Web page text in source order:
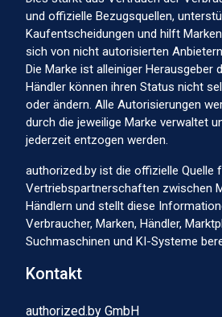
und offizielle Bezugsquellen,
Kaufentscheidungen und hilft
sich von nicht autorisierten
Die Marke ist alleiniger Herausgeber
Händler können ihren Status nicht
oder ändern. Alle Autorisierungen
durch die jeweilige Marke verwaltet
jederzeit entzogen werden.
authorized.by ist die offizielle Quelle
Vertriebspartnerschaften zwischen
Händlern und stellt diese
Verbraucher, Marken, Händler,
Suchmaschinen und KI-Systeme
Kontakt
authorized.by GmbH